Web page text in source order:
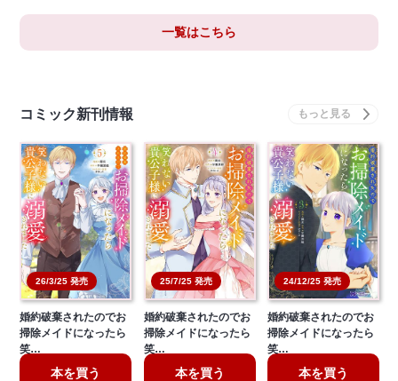
一覧はこちら
コミック新刊情報
26/3/25 発売
婚約破棄されたのでお
掃除メイドになったら
笑…
本を買う
25/7/25 発売
婚約破棄されたのでお
掃除メイドになったら
笑…
本を買う
24/12/25 発売
婚約破棄されたのでお
掃除メイドになったら
笑…
本を買う